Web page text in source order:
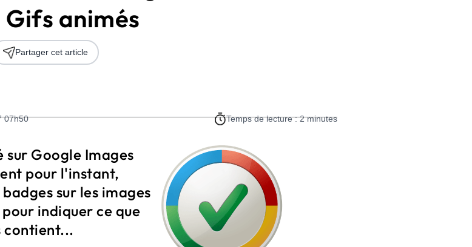
animés
07h50 Temps de lecture : 2 minutes
Partager cet article
Google Images
pour l'instant,
sur les images
indiquer ce que
contient...